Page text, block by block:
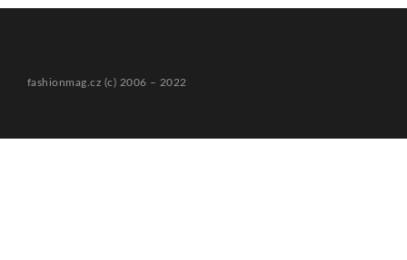
fashionmag.cz (c) 2006 – 2022